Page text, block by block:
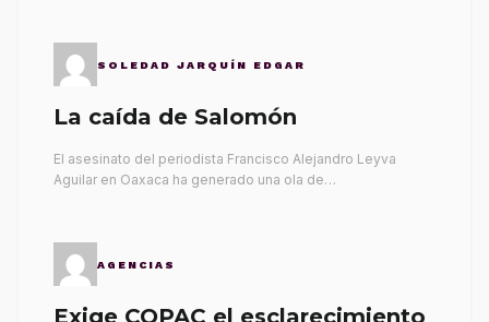
SOLEDAD JARQUÍN EDGAR
La caída de Salomón
El asesinato del periodista Francisco Alejandro Leyva
Aguilar en Oaxaca ha generado una ola de…
AGENCIAS
Exige COPAC el esclarecimiento